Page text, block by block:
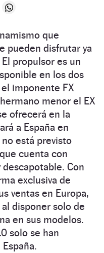
que
pueden disfrutar ya
propulsor es un
en los dos
imponente FX
menor el EX
ofrecerá en la
a España en
está previsto
cuenta con
Con
exclusiva de
ventas en Europa,
disponer solo de
en sus modelos.
solo se han